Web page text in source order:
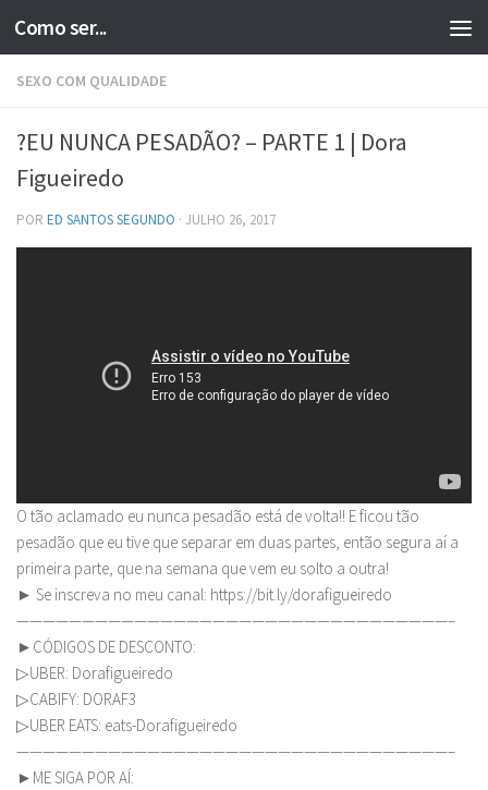
Skip to content
Como ser...
SEXO COM QUALIDADE
?EU NUNCA PESADÃO? – PARTE 1 | Dora
Figueiredo
POR ED SANTOS SEGUNDO · JULHO 26, 2017
O tão aclamado eu nunca pesadão está de volta!! E ficou tão
pesadão que eu tive que separar em duas partes, então segura aí a
primeira parte, que na semana que vem eu solto a outra!
► Se inscreva no meu canal: https://bit.ly/dorafigueiredo
—————————————————————————————————–
►CÓDIGOS DE DESCONTO:
▷UBER: Dorafigueiredo
▷CABIFY: DORAF3
▷UBER EATS: eats-Dorafigueiredo
—————————————————————————————————–
►ME SIGA POR AÍ: